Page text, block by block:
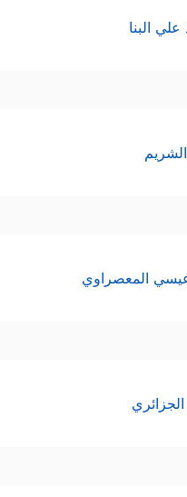
البنا
المعصراوي